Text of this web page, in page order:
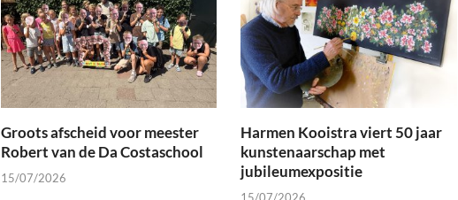
Groots afscheid voor meester
Robert van de Da Costaschool
15/07/2026
Harmen Kooistra viert 50 jaar
kunstenaarschap met
jubileumexpositie